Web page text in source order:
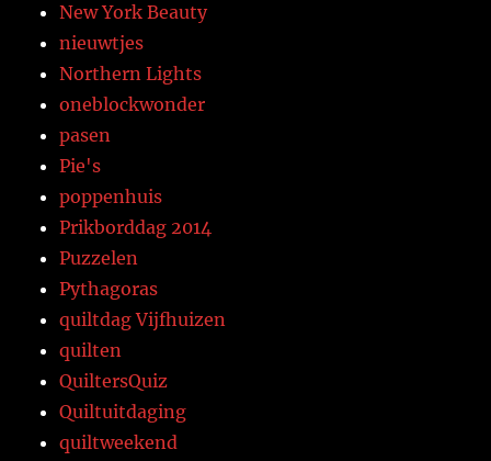
New York Beauty
nieuwtjes
Northern Lights
oneblockwonder
pasen
Pie's
poppenhuis
Prikborddag 2014
Puzzelen
Pythagoras
quiltdag Vijfhuizen
quilten
QuiltersQuiz
Quiltuitdaging
quiltweekend